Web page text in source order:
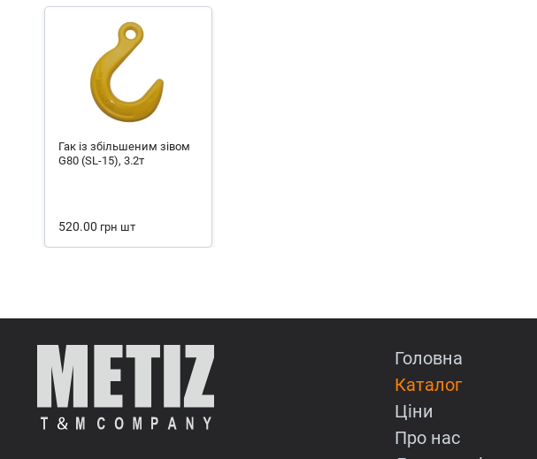
Гак із збільшеним зівом
G80 (SL-15), 3.2т
520.00 грн шт
Головна
Каталог
Ціни
Про нас